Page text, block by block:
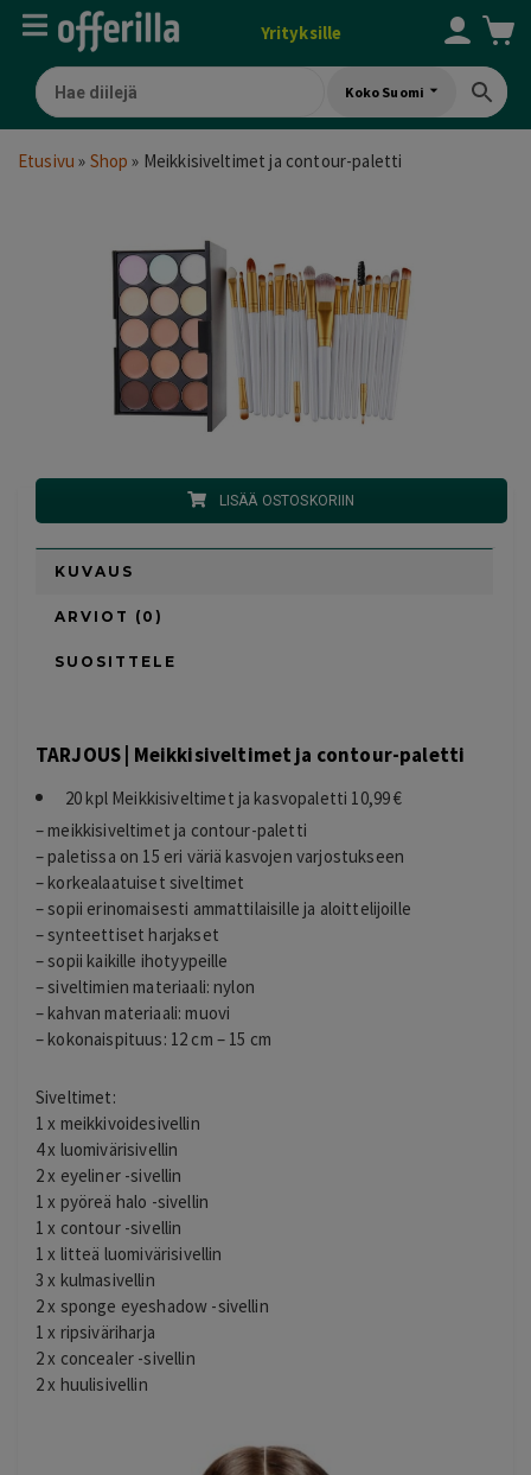
Yrityksille
Koko Suomi
Etusivu » Shop » Meikkisiveltimet ja contour-paletti
LISÄÄ OSTOSKORIIN
KUVAUS
ARVIOT (0)
SUOSITTELE
TARJOUS | Meikkisiveltimet ja contour-paletti
20 kpl Meikkisiveltimet ja kasvopaletti 10,99 €
– meikkisiveltimet ja contour-paletti
– paletissa on 15 eri väriä kasvojen varjostukseen
– korkealaatuiset siveltimet
– sopii erinomaisesti ammattilaisille ja aloittelijoille
– synteettiset harjakset
– sopii kaikille ihotyypeille
– siveltimien materiaali: nylon
– kahvan materiaali: muovi
– kokonaispituus: 12 cm – 15 cm
Siveltimet:
1 x meikkivoidesivellin
4 x luomivärisivellin
2 x eyeliner -sivellin
1 x pyöreä halo -sivellin
1 x contour -sivellin
1 x litteä luomivärisivellin
3 x kulmasivellin
2 x sponge eyeshadow -sivellin
1 x ripsiväriharja
2 x concealer -sivellin
2 x huulisivellin